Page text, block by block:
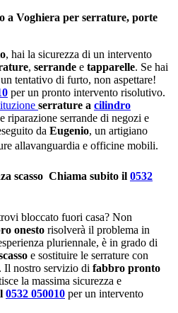
a Voghiera per serrature, porte
, hai la sicurezza di un intervento
, serrande e tapparelle. Se hai
tentativo di furto, non aspettare!
per un pronto intervento risolutivo.
serrature a cilindro
riparazione serrande di negozi e
da Eugenio, un artigiano
allavanguardia e officine mobili.
scasso  Chiama subito il 0532
bloccato fuori casa? Non
onesto risolverà il problema in
pluriennale, è in grado di
e sostituire le serrature con
Il nostro servizio di fabbro pronto
la massima sicurezza e
0532 050010 per un intervento